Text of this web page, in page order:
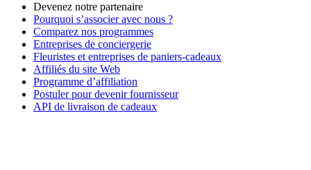
Devenez notre partenaire
Pourquoi s’associer avec nous ?
Comparez nos programmes
Entreprises de conciergerie
Fleuristes et entreprises de paniers-cadeaux
Affiliés du site Web
Programme d’affiliation
Postuler pour devenir fournisseur
API de livraison de cadeaux